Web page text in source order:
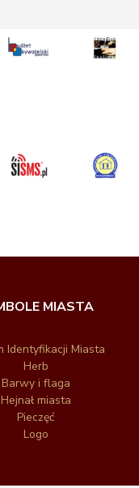
MIASTA
Identyfikacji Miasta
Herb
Barwy i flaga
Hejnał miasta
Pieczęć
Logo